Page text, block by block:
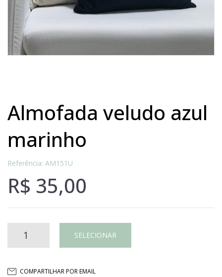
almofada veludo azul
marinho
Referência: AM151U
R$ 35,00
Almofada SELECIONAR
COMPARTILHAR POR EMAIL